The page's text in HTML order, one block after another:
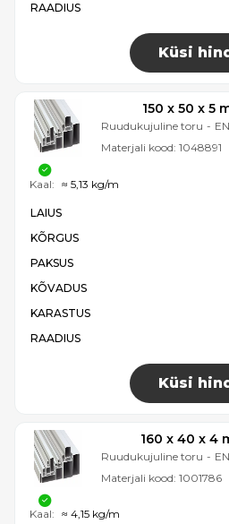
RAADIUS
Küsi
150 x 50 x 5
Ruudukujuline toru -
Materjali kood: 1048891
LAIUS
KÕRGUS
PAKSUS
KÕVADUS
KARASTUS
RAADIUS
Küsi
Kaal: ≈ 5,13 kg/m
160 x 40 x 4
Ruudukujuline toru -
Materjali kood: 1001786
Kaal: ≈ 4,15 kg/m